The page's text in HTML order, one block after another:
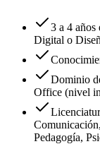
3 a 4
Digital o
Dominio
Office (nivel
Pedagogía,